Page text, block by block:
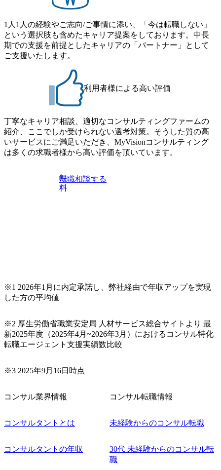
1人1人の経験やご志向/ご事情に添い、「今は転職しない」
という選択肢も含めたキャリア提案をしております。中長
期での支援を前提としたキャリアの「パートナー」として
ご支援いたします。
利用者様による高い評価
丁寧なキャリア相談、適切なコンサルティングファームの
紹介、ここでしか受けられない選考対策。そうした質の高
いサービスにご満足いただき、MyVisionコンサルティング
は多くの求職者様から高い評価を頂いています。
無
料
転職相談する
※1 2026年1月に内定承諾し、弊社経由で年収アップを実現
した方の平均値
※2 厚生労働省職業安定局 人材サービス総合サイトより 最
新2025年度（2025年4月~2026年3月）におけるコンサル特化
転職エージェント支援実績数比較
※3 2025年9月16日時点
コンサル業界情報
コンサルタントとは
コンサルタントの年収
コンサル転職情報
未経験からのコンサル転職
30代 未経験からのコンサル転
職